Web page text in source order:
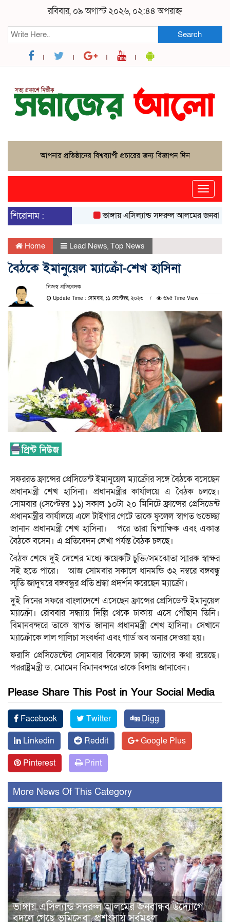
রবিবার, ০৯ অগাস্ট ২০২৬, ০২:৪৪ অপরাহ্ন
Search
Toggle
শিরোনাম :
ভাঙ্গায় এসিল্যান্ড সদরুল আলমের জনবান্ধব
Home Lead News, Top News
বৈঠকে ইমানুয়েল ম্যাক্রোঁ-শেখ হাসিনা
নিজস্ব প্রতিবেদক
Update Time : সোমবার, ১১ সেপ্টেম্বর, ২০২৩ ৬৯৫ Time View
সফররত ফ্রান্সের প্রেসিডেন্ট ইমানুয়েল ম্যাক্রোঁর সঙ্গে বৈঠকে বসেছেন
প্রধানমন্ত্রী শেখ হাসিনা। প্রধানমন্ত্রীর কার্যালয়ে এ বৈঠক চলছে।
সোমবার (সেপ্টেম্বর ১১) সকাল ১০টা ২০ মিনিটে ফ্রান্সের প্রেসিডেন্ট
প্রধানমন্ত্রীর কার্যালয়ে এলে টাইগার গেটে তাকে ফুলেল স্বাগত শুভেচ্ছা
জানান প্রধানমন্ত্রী শেখ হাসিনা। পরে তারা দ্বিপাক্ষিক এবং একান্ত
বৈঠকে বসেন। এ প্রতিবেদন লেখা পর্যন্ত বৈঠক চলছে।
বৈঠক শেষে দুই দেশের মধ্যে কয়েকটি চুক্তি/সমঝোতা স্মারক স্বাক্ষর
সই হতে পারে। আজ সোমবার সকালে ধানমন্ডি ৩২ নম্বরে বঙ্গবন্ধু
স্মৃতি জাদুঘরে বঙ্গবন্ধুর প্রতি শ্রদ্ধা প্রদর্শন করেছেন ম্যাক্রোঁ।
দুই দিনের সফরে বাংলাদেশে এসেছেন ফ্রান্সের প্রেসিডেন্ট ইমানুয়েল
ম্যাক্রোঁ। রোববার সন্ধ্যায় দিল্লি থেকে ঢাকায় এসে পৌঁছান তিনি।
বিমানবন্দরে তাকে স্বাগত জানান প্রধানমন্ত্রী শেখ হাসিনা। সেখানে
ম্যাক্রোঁকে লাল গালিচা সংবর্ধনা এবং গার্ড অব অনার দেওয়া হয়।
ফরাসি প্রেসিডেন্টের সোমবার বিকেলে ঢাকা ত্যাগের কথা রয়েছে।
পররাষ্ট্রমন্ত্রী ড. মোমেন বিমানবন্দরে তাকে বিদায় জানাবেন।
Please Share This Post in Your Social Media
Facebook Twitter
Digg
Linkedin
Reddit
Google Plus
Pinterest
Print
More News Of This Category
ভাঙ্গায় এসিল্যান্ড সদরুল আলমের জনবান্ধব উদ্যোগে
বদলে গেছে ভূমিসেবা, প্রশংসায় সর্বমহল